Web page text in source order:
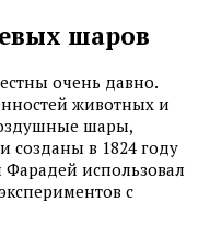
шаров
очень давно.
животных и
шары,
в 1824 году
использовал
с